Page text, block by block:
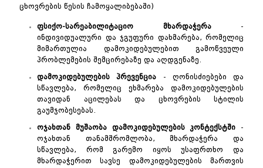
ცხოვრების წესის ჩამოყალიბებაში)
ფსიქო-სარეაბილიტაციო მხარდაჭერა-
ინდივიდუალური და ჯგუფური დახმარება, რომელიც
მიმართულია დამოკიდებულებით გამოწვეული
პრობლემების შემცირებაზე და აღდგენაზე.
დამოკიდებულების პრევენცია - ღონისძიებები და
სწავლება, რომელიც ეხმარება დამოკიდებულების
თავიდან აცილებას და ცხოვრების სტილის
გაუმჯობესებას.
ოჯახთან მუშაობა დამოკიდებულების კონტექსტში -
ოჯახთან თანამშრომლობა, მხარდაჭერა და
სწავლება, რომ გარემო იყოს უსაფრთხო და
მხარდაჭერით სავსე დამოკიდებულების მართვის